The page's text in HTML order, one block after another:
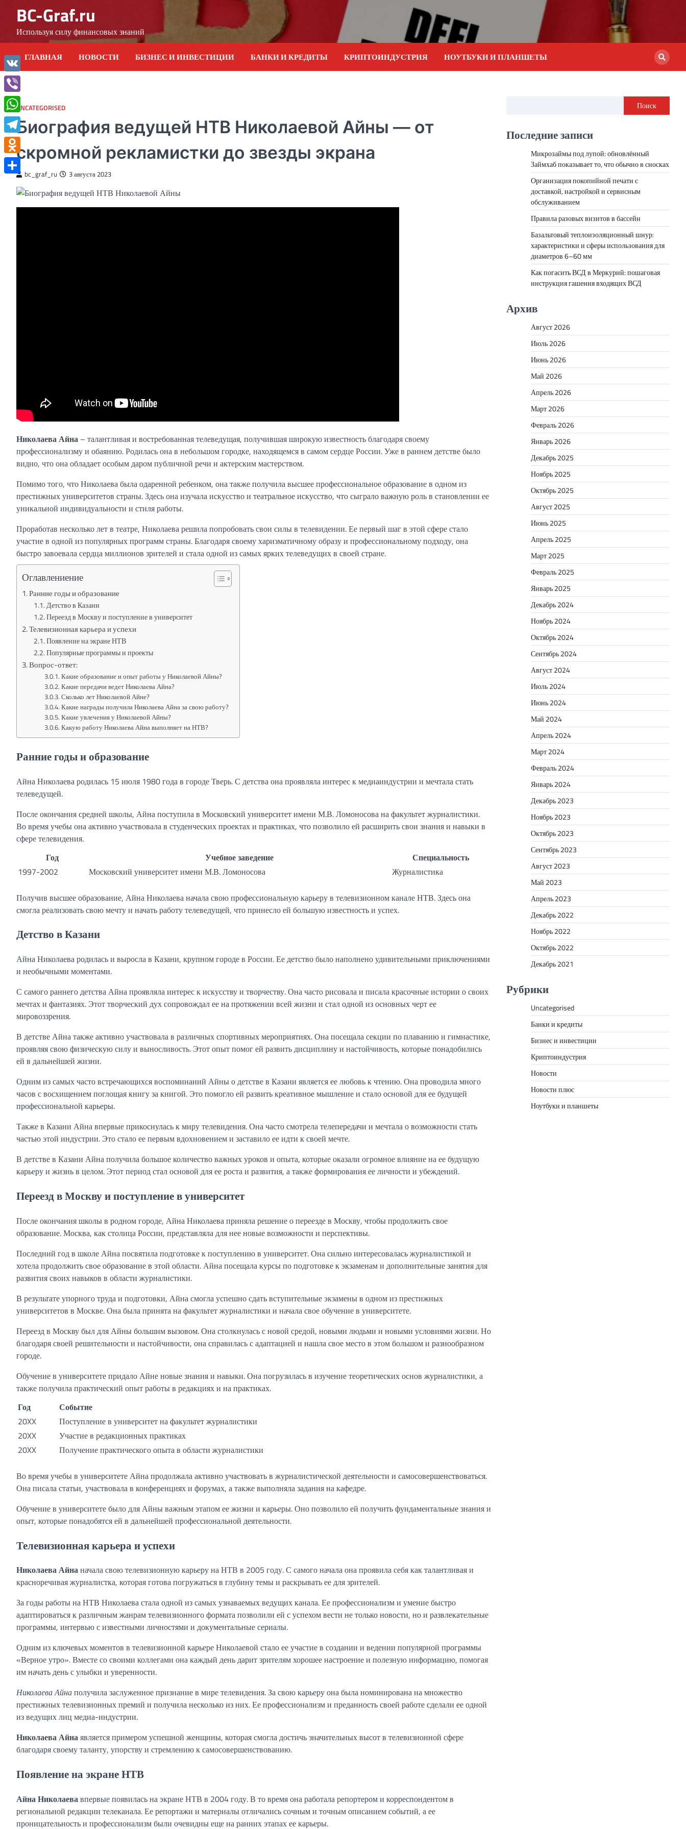
content
BC-Graf.ru
Используя силу финансовых знаний
ГЛАВНАЯ НОВОСТИ БИЗНЕС И ИНВЕСТИЦИИ БАНКИ И КРЕДИТЫ КРИПТОИНДУСТРИЯ НОУТБУКИ И ПЛАНШЕТЫ
UNCATEGORISED
Биография ведущей НТВ Николаевой Айны — от
скромной рекламистки до звезды экрана
bc_graf_ru 3 августа 2023
Николаева Айна – талантливая и востребованная телеведущая, получившая широкую известность благодаря своему
профессионализму и обаянию. Родилась она в небольшом городке, находящемся в самом сердце России. Уже в раннем детстве было
видно, что она обладает особым даром публичной речи и актерским мастерством.
Помимо того, что Николаева была одаренной ребенком, она также получила высшее профессиональное образование в одном из
престижных университетов страны. Здесь она изучала искусство и театральное искусство, что сыграло важную роль в становлении ее
уникальной индивидуальности и стиля работы.
Проработав несколько лет в театре, Николаева решила попробовать свои силы в телевидении. Ее первый шаг в этой сфере стало
участие в одной из популярных программ страны. Благодаря своему харизматичному образу и профессиональному подходу, она
быстро завоевала сердца миллионов зрителей и стала одной из самых ярких телеведущих в своей стране.
Оглавлениение
Ранние годы и образование
Детство в Казани
Переезд в Москву и поступление в университет
Телевизионная карьера и успехи
Появление на экране НТВ
Популярные программы и проекты
Вопрос-ответ:
Какие образование и опыт работы у Николаевой Айны?
Какие передачи ведет Николаева Айна?
Сколько лет Николаевой Айне?
Какие награды получила Николаева Айна за свою работу?
Какие увлечения у Николаевой Айны?
Какую работу Николаева Айна выполняет на НТВ?
Ранние годы и образование
Айна Николаева родилась 15 июля 1980 года в городе Тверь. С детства она проявляла интерес к медиаиндустрии и мечтала стать
телеведущей.
После окончания средней школы, Айна поступила в Московский университет имени М.В. Ломоносова на факультет журналистики.
Во время учебы она активно участвовала в студенческих проектах и практиках, что позволило ей расширить свои знания и навыки в
сфере телевидения.
Год
Учебное заведение
Специальность
1997-2002
Московский университет имени М.В. Ломоносова Журналистика
Получив высшее образование, Айна Николаева начала свою профессиональную карьеру в телевизионном канале НТВ. Здесь она
смогла реализовать свою мечту и начать работу телеведущей, что принесло ей большую известность и успех.
Детство в Казани
Айна Николаева родилась и выросла в Казани, крупном городе в России. Ее детство было наполнено удивительными приключениями
и необычными моментами.
С самого раннего детства Айна проявляла интерес к искусству и творчеству. Она часто рисовала и писала красочные истории о своих
мечтах и фантазиях. Этот творческий дух сопровождал ее на протяжении всей жизни и стал одной из основных черт ее
мировоззрения.
В детстве Айна также активно участвовала в различных спортивных мероприятиях. Она посещала секции по плаванию и гимнастике,
проявляя свою физическую силу и выносливость. Этот опыт помог ей развить дисциплину и настойчивость, которые понадобились
ей в дальнейшей жизни.
Одним из самых часто встречающихся воспоминаний Айны о детстве в Казани является ее любовь к чтению. Она проводила много
часов с восхищением поглощая книгу за книгой. Это помогло ей развить креативное мышление и стало основой для ее будущей
профессиональной карьеры.
Также в Казани Айна впервые прикоснулась к миру телевидения. Она часто смотрела телепередачи и мечтала о возможности стать
частью этой индустрии. Это стало ее первым вдохновением и заставило ее идти к своей мечте.
В детстве в Казани Айна получила большое количество важных уроков и опыта, которые оказали огромное влияние на ее будущую
карьеру и жизнь в целом. Этот период стал основой для ее роста и развития, а также формирования ее личности и убеждений.
Переезд в Москву и поступление в университет
После окончания школы в родном городе, Айна Николаева приняла решение о переезде в Москву, чтобы продолжить свое
образование. Москва, как столица России, представляла для нее новые возможности и перспективы.
Последний год в школе Айна посвятила подготовке к поступлению в университет. Она сильно интересовалась журналистикой и
хотела продолжить свое образование в этой области. Айна посещала курсы по подготовке к экзаменам и дополнительные занятия для
развития своих навыков в области журналистики.
В результате упорного труда и подготовки, Айна смогла успешно сдать вступительные экзамены в одном из престижных
университетов в Москве. Она была принята на факультет журналистики и начала свое обучение в университете.
Переезд в Москву был для Айны большим вызовом. Она столкнулась с новой средой, новыми людьми и новыми условиями жизни. Но
благодаря своей решительности и настойчивости, она справилась с адаптацией и нашла свое место в этом большом и разнообразном
городе.
Обучение в университете придало Айне новые знания и навыки. Она погрузилась в изучение теоретических основ журналистики, а
также получила практический опыт работы в редакциях и на практиках.
Год
Событие
20XX
Поступление в университет на факультет журналистики
20XX
Участие в редакционных практиках
20XX
Получение практического опыта в области журналистики
Во время учебы в университете Айна продолжала активно участвовать в журналистической деятельности и самосовершенствоваться.
Она писала статьи, участвовала в конференциях и форумах, а также выполняла задания на кафедре.
Обучение в университете было для Айны важным этапом ее жизни и карьеры. Оно позволило ей получить фундаментальные знания и
опыт, которые понадобятся ей в дальнейшей профессиональной деятельности.
Телевизионная карьера и успехи
Николаева Айнаначала свою телевизионную карьеру на НТВ в 2005 году. С самого начала она проявила себя как талантливая и
красноречивая журналистка, которая готова погружаться в глубину темы и раскрывать ее для зрителей.
За годы работы на НТВ Николаева стала одной из самых узнаваемых ведущих канала. Ее профессионализм и умение быстро
адаптироваться к различным жанрам телевизионного формата позволили ей с успехом вести не только новости, но и развлекательные
программы, интервью с известными личностями и документальные сериалы.
Одним из ключевых моментов в телевизионной карьере Николаевой стало ее участие в создании и ведении популярной программы
«Верное утро». Вместе со своими коллегами она каждый день дарит зрителям хорошее настроение и полезную информацию, помогая
им начать день с улыбки и уверенности.
Николаева Айнаполучила заслуженное признание в мире телевидения. За свою карьеру она была номинирована на множество
престижных телевизионных премий и получила несколько из них. Ее профессионализм и преданность своей работе сделали ее одной
из ведущих лиц медиа-индустрии.
Николаева Айнаявляется примером успешной женщины, которая смогла достичь значительных высот в телевизионной сфере
благодаря своему таланту, упорству и стремлению к самосовершенствованию.
Появление на экране НТВ
Айна Николаевавпервые появилась на экране НТВ в 2004 году. В то время она работала репортером и корреспондентом в
региональной редакции телеканала. Ее репортажи и материалы отличались сочным и точным описанием событий, а ее
проницательность и профессионализм были очевидны еще на ранних этапах ее карьеры.
Поиск
Последние записи
Микрозаймы под лупой: обновлённый
Займхаб показывает то, что обычно в сносках
Организация покопийной печати с
доставкой, настройкой и сервисным
обслуживанием
Правила разовых визитов в бассейн
Базальтовый теплоизоляционный шнур:
характеристики и сферы использования для
диаметров 6–60 мм
Как погасить ВСД в Меркурий: пошаговая
инструкция гашения входящих ВСД
Архив
Август 2026
Июль 2026
Июнь 2026
Май 2026
Апрель 2026
Март 2026
Февраль 2026
Январь 2026
Декабрь 2025
Ноябрь 2025
Октябрь 2025
Август 2025
Июнь 2025
Апрель 2025
Март 2025
Февраль 2025
Январь 2025
Декабрь 2024
Ноябрь 2024
Октябрь 2024
Сентябрь 2024
Август 2024
Июль 2024
Июнь 2024
Май 2024
Апрель 2024
Март 2024
Февраль 2024
Январь 2024
Декабрь 2023
Ноябрь 2023
Октябрь 2023
Сентябрь 2023
Август 2023
Май 2023
Апрель 2023
Декабрь 2022
Ноябрь 2022
Октябрь 2022
Декабрь 2021
Рубрики
Uncategorised
Банки и кредиты
Бизнес и инвестиции
Криптоиндустрия
Новости
Новости плюс
Ноутбуки и планшеты
VK
Viber
WhatsApp
Telegram
Odnoklassniki
Отправить